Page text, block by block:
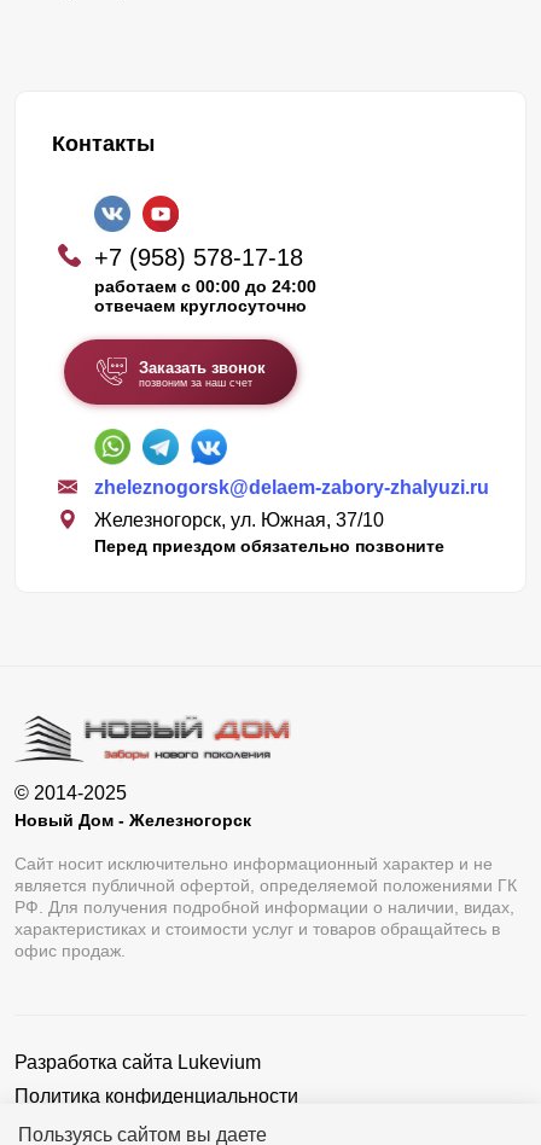
Пользуясь сайтом вы даете
Контакты
+7 (958) 578-17-18
работаем с 00:00 до 24:00
отвечаем круглосуточно
Заказать звонок
позвоним за наш счет
zheleznogorsk@delaem-zabory-zhalyuzi.ru
Железногорск, ул. Южная, 37/10
Перед приездом обязательно позвоните
© 2014-2025
Новый Дом - Железногорск
Сайт носит исключительно информационный характер и не
является публичной офертой, определяемой положениями ГК
РФ. Для получения подробной информации о наличии, видах,
характеристиках и стоимости услуг и товаров обращайтесь в
офис продаж.
Разработка сайта Lukevium
Политика конфиденциальности
Пользовательское соглашение